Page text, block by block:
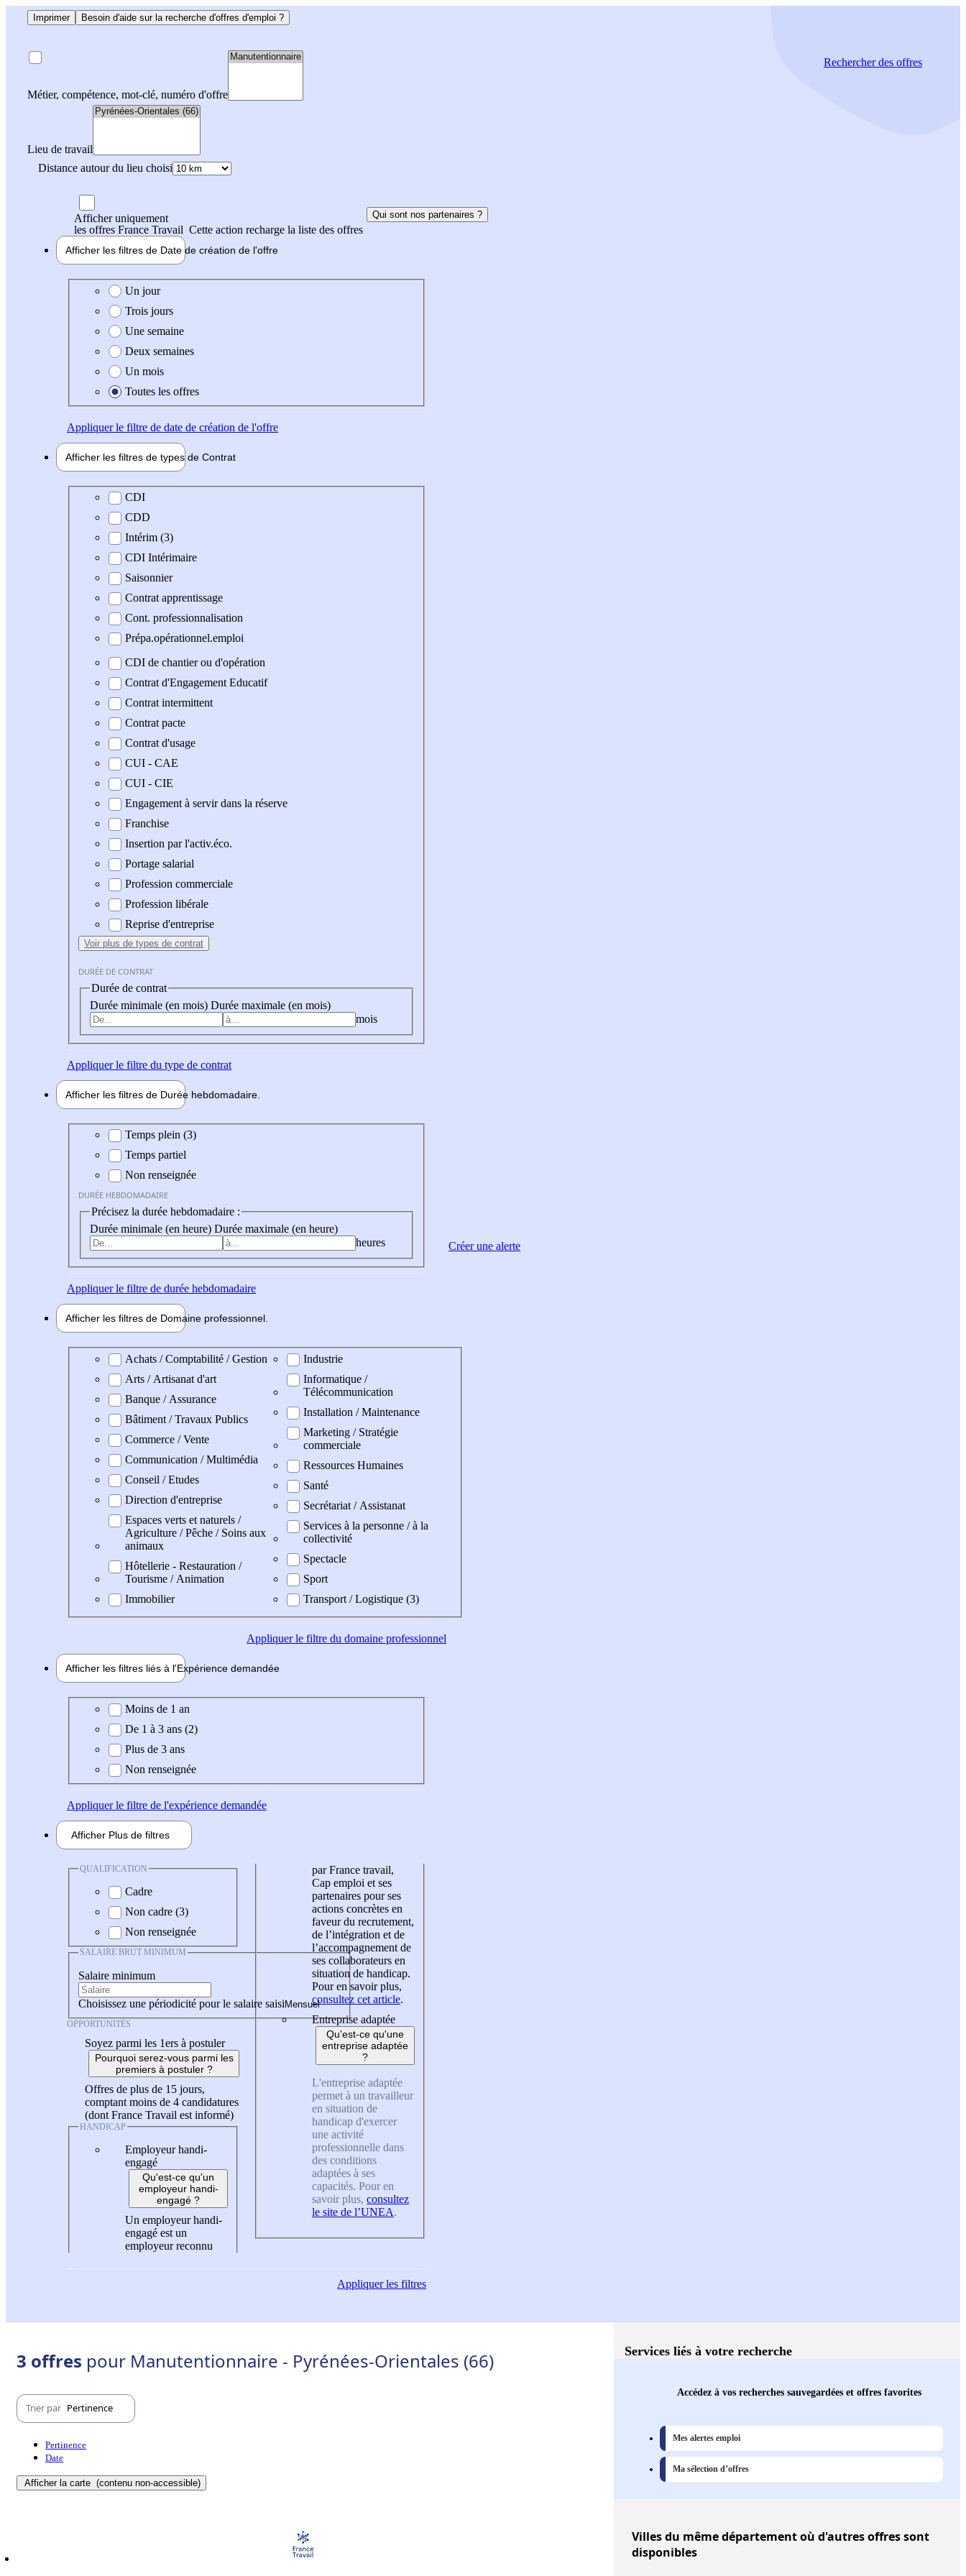
Imprimer Besoin d'aide sur la recherche d'offres d'emploi ?
Métier, compétence, mot-clé, numéro d'offre
Lieu de travail
Distance autour du lieu choisi
Rechercherdes offres
Afficher uniquement
les offres France Travail Cette action recharge la liste des offres
Qui sont nos partenaires ?
Afficher les filtres de Date de création de l'offre
Date de création de l'offre
Un jour
Trois jours
Une semaine
Deux semaines
Un mois
Toutes les offres
Appliquerle filtre de date de création de l'offre
Afficher les filtres de types de Contrat
Type de contrat
CDI
CDD
Intérim (3)
CDI Intérimaire
Saisonnier
Contrat apprentissage
Cont. professionnalisation
Prépa.opérationnel.emploi
CDI de chantier ou d'opération
Contrat d'Engagement Educatif
Contrat intermittent
Contrat pacte
Contrat d'usage
CUI - CAE
CUI - CIE
Engagement à servir dans la réserve
Franchise
Insertion par l'activ.éco.
Portage salarial
Profession commerciale
Profession libérale
Reprise d'entreprise
Voir plus de types de contrat
DURÉE DE CONTRAT
Durée de contrat
Durée minimale (en mois) Durée maximale (en mois)
mois
Appliquerle filtre du type de contrat
Afficher les filtres de Durée hebdomadaire
Durée hebdomadaire
Temps plein (3)
Temps partiel
Non renseignée
DURÉE HEBDOMADAIRE
Précisez la durée hebdomadaire :
Durée minimale (en heure) Durée maximale (en heure)
heures
Appliquerle filtre de durée hebdomadaire
Afficher les filtres de Domaine professionnel
Domaine professionel
Achats / Comptabilité / Gestion
Arts / Artisanat d'art
Banque / Assurance
Bâtiment / Travaux Publics
Commerce / Vente
Communication / Multimédia
Conseil / Etudes
Direction d'entreprise
Espaces verts et naturels /
Agriculture / Pêche / Soins aux
animaux
Hôtellerie - Restauration /
Tourisme / Animation
Immobilier
Industrie
Informatique /
Télécommunication
Installation / Maintenance
Marketing / Stratégie
commerciale
Ressources Humaines
Santé
Secrétariat / Assistanat
Services à la personne / à la
collectivité
Spectacle
Sport
Transport / Logistique (3)
Appliquerle filtre du domaine professionnel
Afficher les filtres liés à l'Expérience demandée
Expérience demandée
Moins de 1 an
De 1 à 3 ans (2)
Plus de 3 ans
Non renseignée
Appliquerle filtre de l'expérience demandée
Afficher Plus de filtres
QUALIFICATION
Cadre
Non cadre (3)
Non renseignée
SALAIRE BRUT MINIMUM
Salaire minimum
Choisissez une périodicité pour le salaire saisi
OPPORTUNITÉS
Soyez parmi les 1ers à postuler
Pourquoi serez-vous parmi les
premiers à postuler ?
Offres de plus de 15 jours,
comptant moins de 4 candidatures
(dont France Travail est informé)
HANDICAP
Employeur handi-
engagé
Qu'est-ce qu'un
employeur handi-
engagé ?
Un employeur handi-
engagé est un
employeur reconnu
par France travail,
Cap emploi et ses
partenaires pour ses
actions concrètes en
faveur du recrutement,
de l’intégration et de
l’accompagnement de
ses collaborateurs en
situation de handicap.
Pour en savoir plus,
consultez cet article.
Entreprise adaptée
Qu'est-ce qu'une
entreprise adaptée
?
L'entreprise adaptée
permet à un travailleur
en situation de
handicap d'exercer
une activité
professionnelle dans
des conditions
adaptées à ses
capacités. Pour en
savoir plus, consultez
le site de l’UNEA.
Appliquerles filtres
Créer une alerte
3 offres pour Manutentionnaire - Pyrénées-Orientales (66)
Trier par Pertinence
Pertinence
Date
Afficher la carte (contenu non-accessible)
Services liés à votre recherche
Accédez à vos recherches sauvegardées et offres favorites
Mes alertes emploi
Ma sélection d’offres
Villesdu même département où d'autres offres sont
disponibles